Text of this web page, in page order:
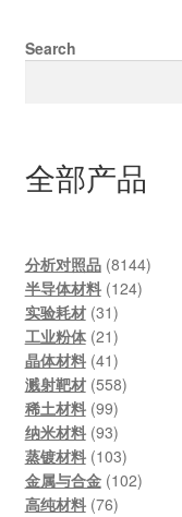
Search
全部产品
分析对照品 81448144
半导体材料 124124
实验耗材 3131
products
工业粉体 2121
products
晶体材料 4141
products
溅射靶材 558558
稀土材料 9999
products
纳米材料 9393
products
蒸镀材料 103103
products
金属与合金 102102
高纯材料 7676